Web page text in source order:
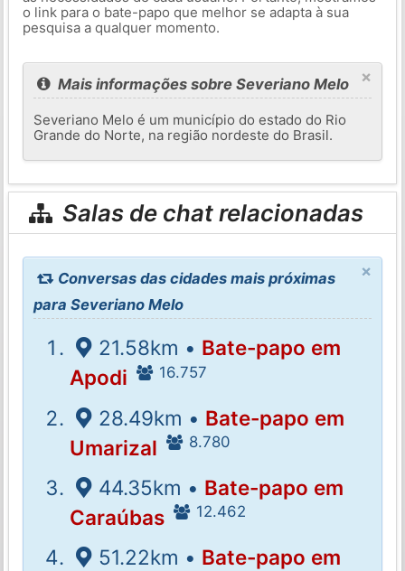
o link para o bate-papo que melhor se adapta à sua
pesquisa a qualquer momento.
×
Mais informações sobre Severiano Melo
Severiano Melo é um município do estado do Rio
Grande do Norte, na região nordeste do Brasil.
Salas de chat relacionadas
×
Conversas das cidades mais próximas
para Severiano Melo
21.58km • Bate-papo em
Apodi
16.757
28.49km • Bate-papo em
Umarizal
8.780
44.35km • Bate-papo em
Caraúbas
12.462
51.22km • Bate-papo em